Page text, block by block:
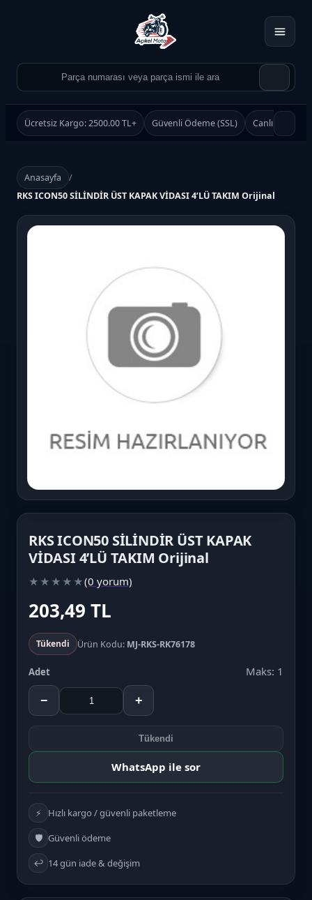
Ücretsiz Kargo: 2500.00 TL+ Güvenli Ödeme (SSL) Canlı Destek
Ürün Ara
Anasayfa
/
RKS ICON50 SİLİNDİR ÜST KAPAK VİDASI 4’LÜ TAKIM Orijinal
RKS ICON50 SİLİNDİR ÜST KAPAK
VİDASI 4’LÜ TAKIM Orijinal
★ ★ ★ ★ ★(0 yorum)
203,49 TL
Tükendi Ürün Kodu: MJ-RKS-RK76178
Adet Maks: 1
− +
Tükendi
WhatsApp ile sor
⚡
Hızlı kargo / güvenli paketleme
🛡️ Güvenli ödeme
↩️ 14 gün iade & değişim